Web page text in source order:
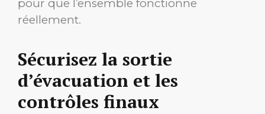
pour que l’ensemble fonctionne
réellement.
Sécurisez la sortie
d’évacuation et les
contrôles finaux